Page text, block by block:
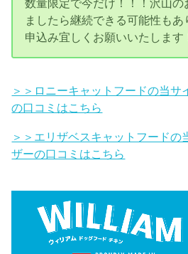
数量限定で今だけ！！！沢山の
ましたら継続できる可能性も
申込み宜しくお願いいたします
＞＞ロニーキャットフードの当サ
の口コミはこちら
＞＞エリザベスキャットフードの
ザーの口コミはこちら